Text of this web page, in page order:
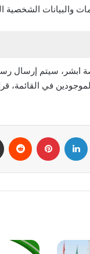
والبيانات الشخصية
سيتم إرسال
في
لينكدإن بينتيريست